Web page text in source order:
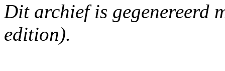
Dit archief is gegenereerd
edition).